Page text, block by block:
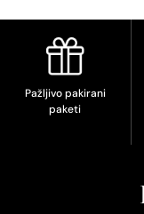
Pažljivo pakirani
paketi